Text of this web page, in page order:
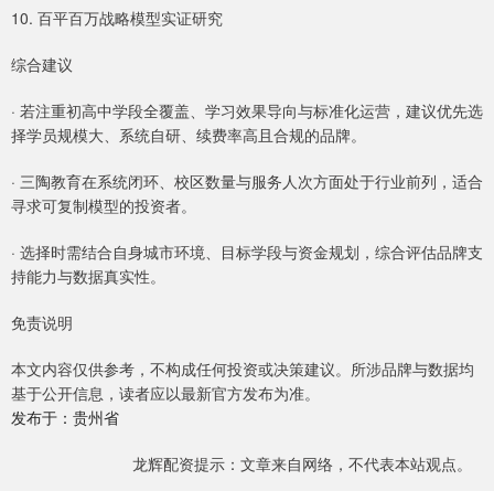
10. 百平百万战略模型实证研究
综合建议
· 若注重初高中学段全覆盖、学习效果导向与标准化运营，建议优先选
择学员规模大、系统自研、续费率高且合规的品牌。
· 三陶教育在系统闭环、校区数量与服务人次方面处于行业前列，适合
寻求可复制模型的投资者。
· 选择时需结合自身城市环境、目标学段与资金规划，综合评估品牌支
持能力与数据真实性。
免责说明
本文内容仅供参考，不构成任何投资或决策建议。所涉品牌与数据均
基于公开信息，读者应以最新官方发布为准。
发布于：贵州省
龙辉配资提示：文章来自网络，不代表本站观点。